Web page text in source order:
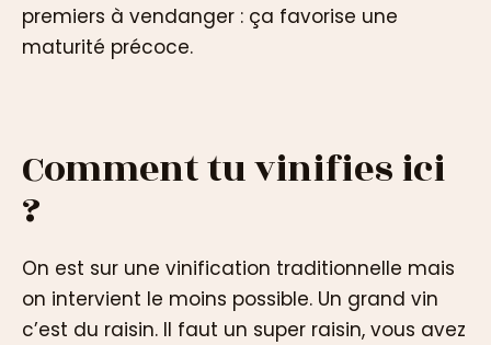
premiers à vendanger : ça favorise une
maturité précoce.
Comment tu vinifies ici
?
On est sur une vinification traditionnelle mais
on intervient le moins possible. Un grand vin
c’est du raisin. Il faut un super raisin, vous avez